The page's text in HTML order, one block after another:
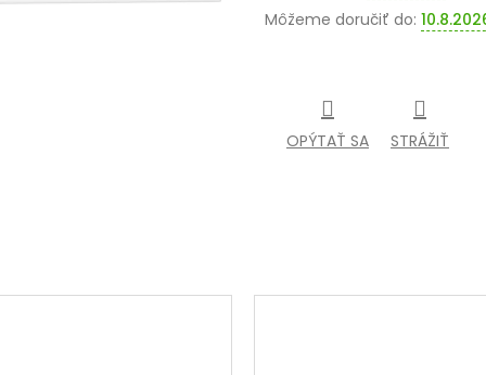
Môžeme doručiť do:
OPÝTAŤ SA STRÁŽIŤ